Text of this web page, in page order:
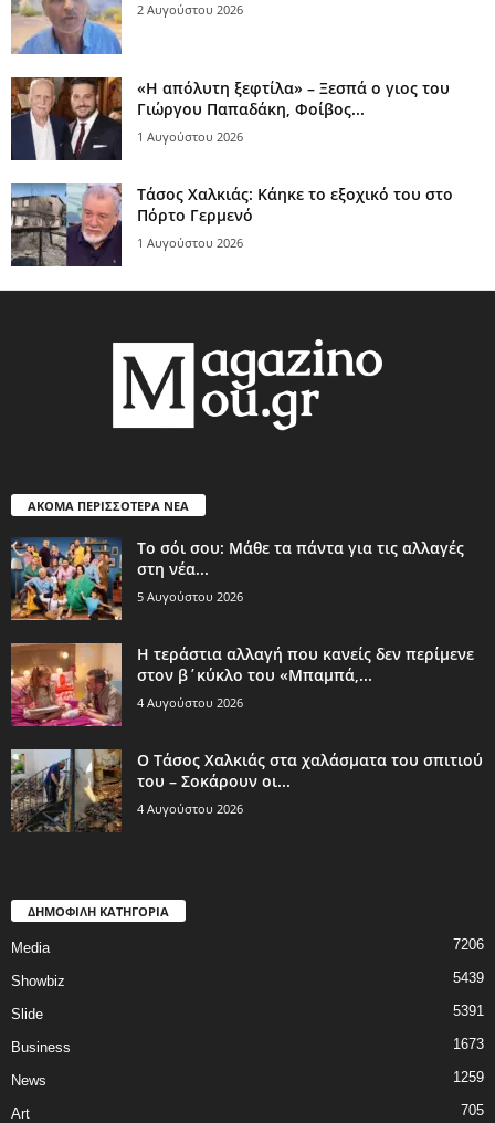
2 Αυγούστου 2026
«Η απόλυτη ξεφτίλα» – Ξεσπά ο γιος του
Γιώργου Παπαδάκη, Φοίβος...
1 Αυγούστου 2026
Τάσος Χαλκιάς: Κάηκε το εξοχικό του στο
Πόρτο Γερμενό
1 Αυγούστου 2026
ΑΚΟΜΑ ΠΕΡΙΣΣΟΤΕΡΑ ΝΕΑ
Το σόι σου: Μάθε τα πάντα για τις αλλαγές
στη νέα...
5 Αυγούστου 2026
Η τεράστια αλλαγή που κανείς δεν περίμενε
στον β΄κύκλο του «Μπαμπά,...
4 Αυγούστου 2026
Ο Τάσος Χαλκιάς στα χαλάσματα του σπιτιού
του – Σοκάρουν οι...
4 Αυγούστου 2026
ΔΗΜΟΦΙΛΗ ΚΑΤΗΓΟΡΙΑ
Media 7206
Showbiz 5439
Slide 5391
Business 1673
News 1259
Art 705